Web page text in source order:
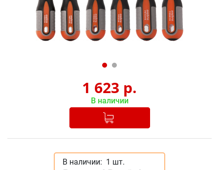
1 623 р.
В наличии
Добавлено в корзину
В наличии: 1 шт.